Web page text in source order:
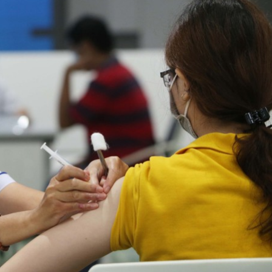
nhà
Bắc Biên - Giữ một
làng ven sông Hồng
Nội
TS. Trần Kim Hào